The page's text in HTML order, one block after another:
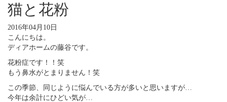
猫と花粉
2016年04月10日
こんにちは。
ディアホームの藤谷です。
花粉症です！！笑
もう鼻水がとまりません！笑
この季節、同じように悩んでいる方が多いと思いますが…
今年は余計にひどい気が…